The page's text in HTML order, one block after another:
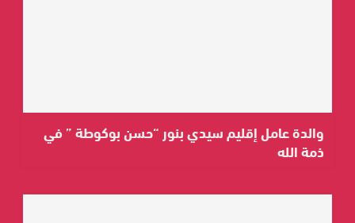
والدة عامل إقليم سيدي بنور “حسن بوكوطة ” في
ذمة الله